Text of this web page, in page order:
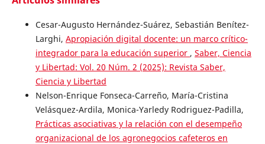
Cesar-Augusto Hernández-Suárez, Sebastián Benítez-
Larghi, Apropiación digital docente: un marco crítico-
integrador para la educación superior , Saber, Ciencia
y Libertad: Vol. 20 Núm. 2 (2025): Revista Saber,
Ciencia y Libertad
Nelson-Enrique Fonseca-Carreño, María-Cristina
Velásquez-Ardila, Monica-Yarledy Rodriguez-Padilla,
Prácticas asociativas y la relación con el desempeño
organizacional de los agronegocios cafeteros en